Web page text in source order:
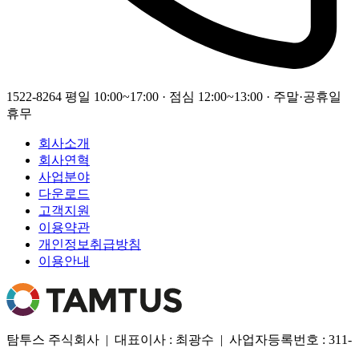
1522-8264 평일 10:00~17:00 · 점심 12:00~13:00 · 주말·공휴일
휴무
회사소개
회사연혁
사업분야
다운로드
고객지원
이용약관
개인정보취급방침
이용안내
탐투스 주식회사 | 대표이사 : 최광수 | 사업자등록번호 : 311-